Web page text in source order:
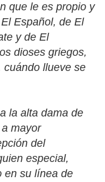
que le es propio y
Español, de El
y de El
dioses griegos,
cuándo llueve se
la alta dama de
mayor
del
especial,
en su línea de